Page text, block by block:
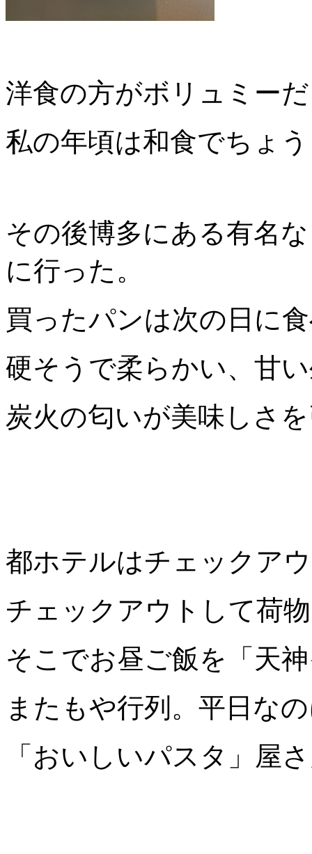
洋食の方がボリュミー
私の年頃は和食でちょ
その後博多にある有名
に行った。
買ったパンは次の日に
硬そうで柔らかい、甘
炭火の匂いが美味しさ
都ホテルはチェックア
チェックアウトして荷
そこでお昼ご飯を「天
またもや行列。平日な
「おいしいパスタ」屋